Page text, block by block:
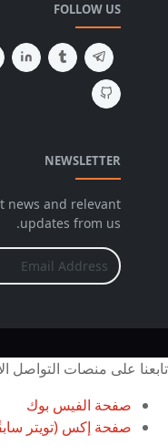
FOLLOW US
NEWSLETTER
news and relevant
updates from us.
تابعنا على منصات التواصل
صفحة الفيس بوك
صفحة إكس (تويتر